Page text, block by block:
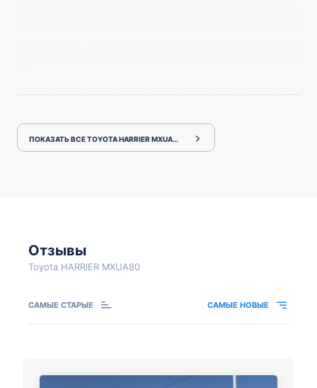
ПОКАЗАТЬ ВСЕ TOYOTA HARRIER MXUA80
Отзывы
Toyota HARRIER MXUA80
САМЫЕ СТАРЫЕ САМЫЕ НОВЫЕ